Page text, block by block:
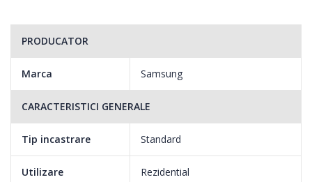
pentru pregatirea ingredientelor.
PRODUCATOR
Marca Samsung
CARACTERISTICI GENERALE
Tip incastrare Standard
Utilizare Rezidential